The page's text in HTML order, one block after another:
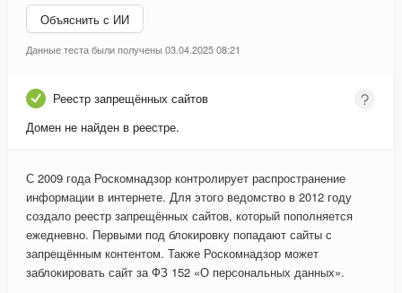
Объяснить с ИИ
Данные теста были получены 03.04.2025 08:21
Реестр запрещённых сайтов
Домен не найден в реестре.
С 2009 года Роскомнадзор контролирует распространение
информации в интернете. Для этого ведомство в 2012 году
создало реестр запрещённых сайтов, который пополняется
ежедневно. Первыми под блокировку попадают сайты с
запрещённым контентом. Также Роскомнадзор может
заблокировать сайт за ФЗ 152 «О персональных данных».